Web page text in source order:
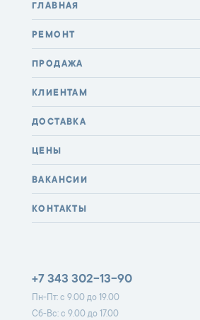
ГЛАВНАЯ
РЕМОНТ
ПРОДАЖА
КЛИЕНТАМ
ДОСТАВКА
ЦЕНЫ
ВАКАНСИИ
КОНТАКТЫ
+7 343 302-13-90
Пн-Пт: с 9.00 до 19.00
Сб-Вс: с 9.00 до 17.00